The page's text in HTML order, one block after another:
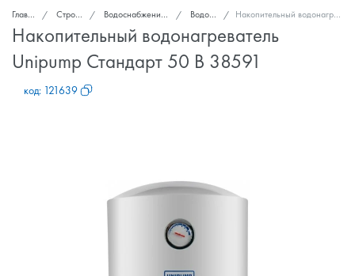
Главная Стройка и ремонт Водоснабжение, канализация, вентиляция Водонагреватели Накопительный водонагреватель Unipump Стандарт 50 В 38591
Накопительный водонагреватель
Unipump Стандарт 50 В 38591
код: 121639